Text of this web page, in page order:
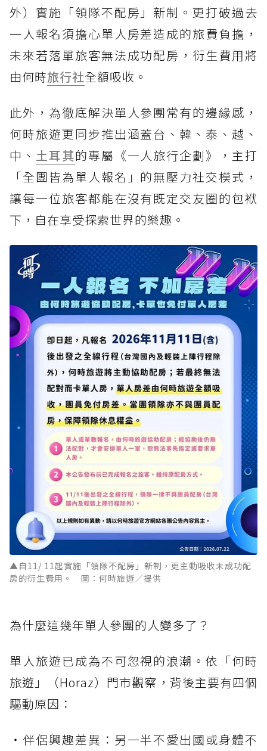
外）實施「領隊不配房」新制。更打破過去
一人報名須擔心單人房差造成的旅費負擔，
未來若落單旅客無法成功配房，衍生費用將
由何時旅行社全額吸收。
此外，為徹底解決單人參團常有的邊緣感，
何時旅遊更同步推出涵蓋台、韓、泰、越、
中、 土耳其的專屬《一人旅行企劃》，主打
「全團皆為單人報名」的無壓力社交模式，
讓每一位旅客都能在沒有既定交友圈的包袱
下，自在享受探索世界的樂趣。
▲自11/ 11起實施「領隊不配房」新制，更主動吸收未成功配
房的衍生費用。 圖：何時旅遊／提供
為什麼這幾年單人參團的人變多了？
單人旅遊已成為不可忽視的浪潮。依「何時
旅遊」（Horaz）門市觀察，背後主要有四個
驅動原因：
・伴侶興趣差異：另一半不愛出國或身體不